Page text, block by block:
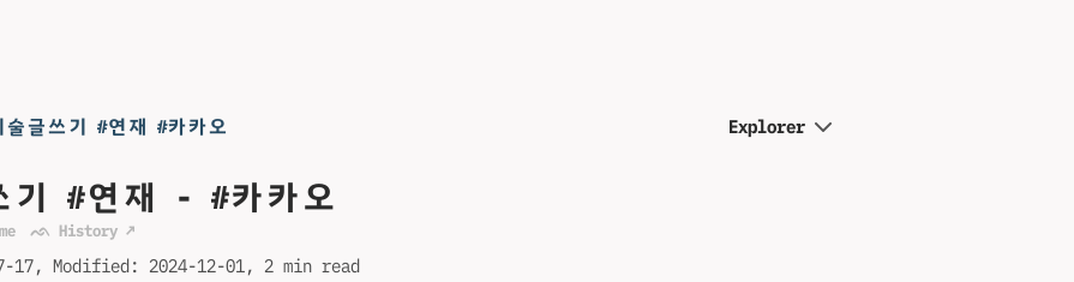
술글쓰기 #연재 #카카오
기 #연재 - #카카오
ᨒ History ↗
17 Modified: 2024-12-01 2 min read
Explorer